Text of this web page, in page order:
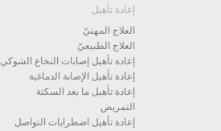
إعادة تأهيل
العلاج المهنيّ
العلاج الطبيعيّ
إعادة تأهيل إصابات النخاع الشوكي
إعادة تأهيل الإصابة الدماغية
إعادة تأهيل ما بعد السكتة
التمريض
إعادة تأهيل اضطرابات التواصل